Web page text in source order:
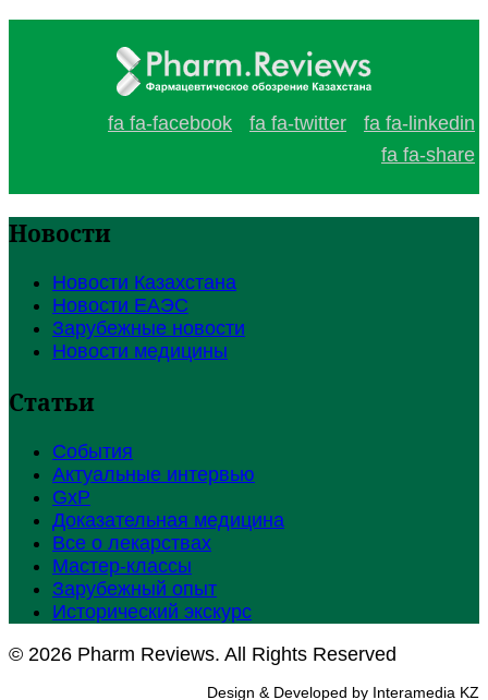
fa fa-facebook fa fa-twitter
fa fa-linkedin
fa fa-share
Новости
Новости Казахстана
Новости ЕАЭС
Зарубежные новости
Новости медицины
Статьи
События
Актуальные интервью
GxP
Доказательная медицина
Все о лекарствах
Мастер-классы
Зарубежный опыт
Исторический экскурс
© 2026 Pharm Reviews. All Rights Reserved
Design & Developed by Interamedia KZ